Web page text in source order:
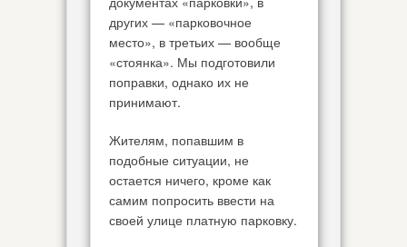
других — «парковочное
место», в третьих — вообще
«стоянка». Мы подготовили
поправки, однако их не
принимают.
Жителям, попавшим в
подобные ситуации, не
остается ничего, кроме как
самим попросить ввести на
своей улице платную парковку.